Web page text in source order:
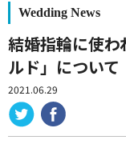
商品カテゴリ
ショップ
AFFLUXについて
Wedding News
結婚指輪に使
ルド」について
2021.06.29